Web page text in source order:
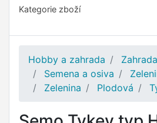
Kategorie zboží
Hobby a zahrada
Zahrada
Semena a osiva
Zelenina
Plodová